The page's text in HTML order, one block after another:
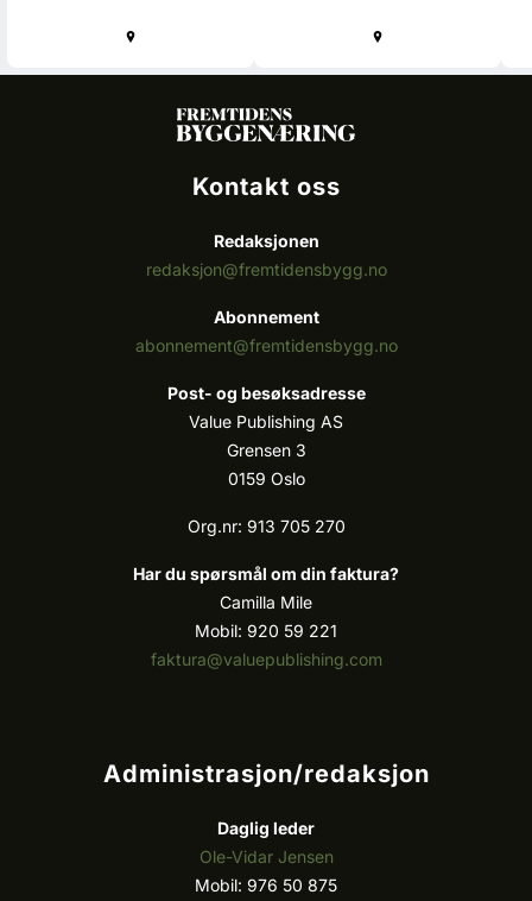
Kontakt oss
Redaksjonen
redaksjon@fremtidensbygg.no
Abonnement
abonnement@fremtidensbygg.no
Post- og besøksadresse
Value Publishing AS
Grensen 3
0159 Oslo
Org.nr: 913 705 270
Har du spørsmål om din faktura?
Camilla Mile
Mobil: 920 59 221
faktura@valuepublishing.com
Administrasjon/redaksjon
Daglig leder
Ole-Vidar Jensen
Mobil: 976 50 875